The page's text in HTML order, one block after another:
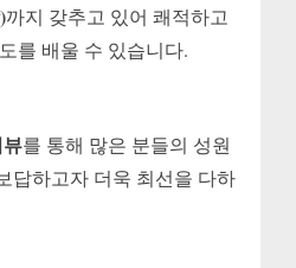
까지 갖추고 있어 쾌적하고
를 배울 수 있습니다.
를 통해 많은 분들의 성원
답하고자 더욱 최선을 다하